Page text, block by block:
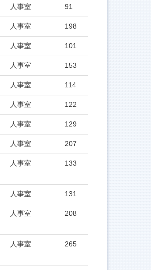
人事室 91
人事室 198
人事室 101
人事室 153
人事室 114
人事室 122
人事室 129
人事室 207
人事室 133
人事室 131
人事室 208
人事室 265